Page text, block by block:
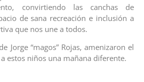
convirtiendo las canchas de
de sana recreación e inclusión a
que nos une a todos.
Jorge “magos” Rojas, amenizaron el
estos niños una mañana diferente.